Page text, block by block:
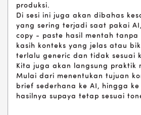
produksi.
Di sesi ini juga akan dibahas
yang sering terjadi saat pakai
copy - paste hasil mentah tanpa
kasih konteks yang jelas atau
terlalu generic dan tidak sesuai
Kita juga akan langsung praktik
Mulai dari menentukan tujuan
brief sederhana ke AI, hingga
hasilnya supaya tetap sesuai